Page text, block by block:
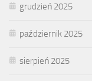
grudzień 2025
październik 2025
sierpień 2025